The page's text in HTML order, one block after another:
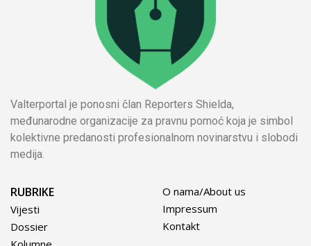
Valterportal je ponosni član Reporters Shielda,
međunarodne organizacije za pravnu pomoć koja je simbol
kolektivne predanosti profesionalnom novinarstvu i slobodi
medija.
RUBRIKE
Vijesti
Dossier
O nama/About us
Impressum
Kontakt